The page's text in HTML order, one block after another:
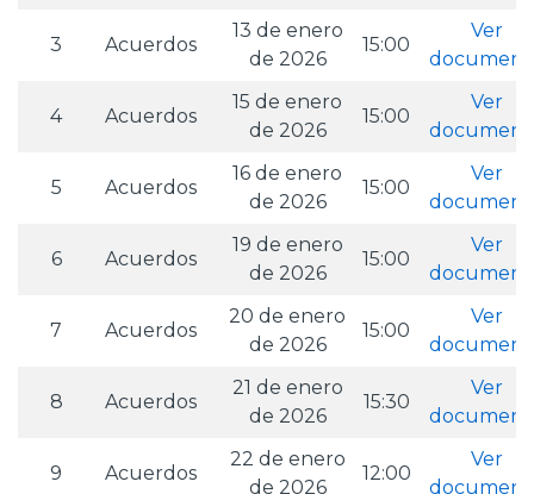
3 Acuerdos
13 de enero
de 2026
15:00
Ver
4 Acuerdos
15 de enero
de 2026
15:00
Ver
5 Acuerdos
16 de enero
de 2026
15:00
Ver
6 Acuerdos
19 de enero
de 2026
15:00
Ver
7 Acuerdos
20 de enero
de 2026
15:00
Ver
8 Acuerdos
21 de enero
de 2026
15:30
Ver
9 Acuerdos
22 de enero
de 2026
12:00
Ver